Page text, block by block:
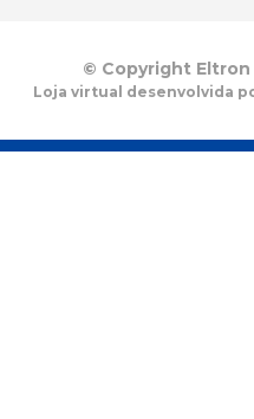
© Copyright Eltron
Loja virtual desenvolvida